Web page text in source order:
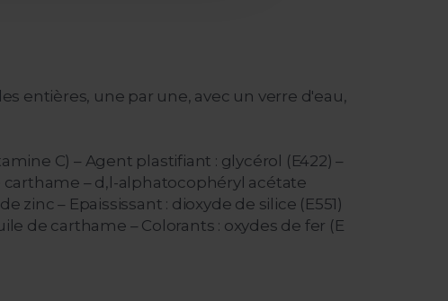
entières, une par une, avec un verre d'eau,
C) – Agent plastifiant : glycérol (E422) –
carthame – d,l-alphatocophéryl acétate
zinc – Epaississant : dioxyde de silice (E551)
de carthame – Colorants : oxydes de fer (E